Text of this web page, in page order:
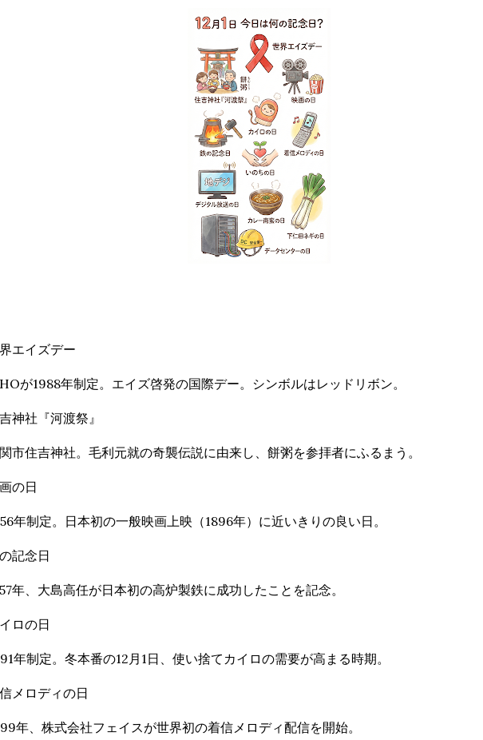
エイズデー
が1988年制定。エイズ啓発の国際デー。シンボルはレッドリボン。
神社『河渡祭』
市住吉神社。毛利元就の奇襲伝説に由来し、餅粥を参拝者にふるまう。
の日
年制定。日本初の一般映画上映（1896年）に近いきりの良い日。
記念日
年、大島高任が日本初の高炉製鉄に成功したことを記念。
ロの日
年制定。冬本番の12月1日、使い捨てカイロの需要が高まる時期。
メロディの日
年、株式会社フェイスが世界初の着信メロディ配信を開始。